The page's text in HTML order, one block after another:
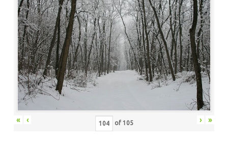
« ‹ of 105 › »